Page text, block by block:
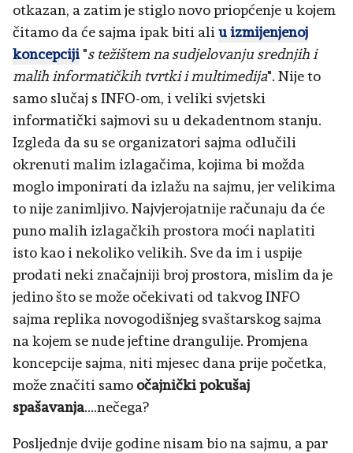
otkazan, a zatim je stiglo novo priopćenje u kojem
čitamo da će sajma ipak biti ali u izmijenjenoj
koncepciji"s težištem na sudjelovanju srednjih i
malih informatičkih tvrtki i multimedija". Nije to
samo slučaj s INFO-om, i veliki svjetski
informatički sajmovi su u dekadentnom stanju.
Izgleda da su se organizatori sajma odlučili
okrenuti malim izlagačima, kojima bi možda
moglo imponirati da izlažu na sajmu, jer velikima
to nije zanimljivo. Najvjerojatnije računaju da će
puno malih izlagačkih prostora moći naplatiti
isto kao i nekoliko velikih. Sve da im i uspije
prodati neki značajniji broj prostora, mislim da je
jedino što se može očekivati od takvog INFO
sajma replika novogodišnjeg svaštarskog sajma
na kojem se nude jeftine drangulije. Promjena
koncepcije sajma, niti mjesec dana prije početka,
može značiti samo očajnički pokušaj
spašavanja....nečega?
Posljednje dvije godine nisam bio na sajmu, a par